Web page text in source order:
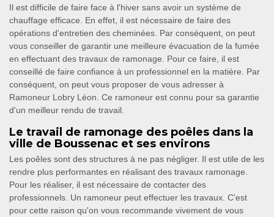
Il est difficile de faire face à l'hiver sans avoir un système de
chauffage efficace. En effet, il est nécessaire de faire des
opérations d'entretien des cheminées. Par conséquent, on peut
vous conseiller de garantir une meilleure évacuation de la fumée
en effectuant des travaux de ramonage. Pour ce faire, il est
conseillé de faire confiance à un professionnel en la matière. Par
conséquent, on peut vous proposer de vous adresser à
Ramoneur Lobry Léon. Ce ramoneur est connu pour sa garantie
d'un meilleur rendu de travail.
Le travail de ramonage des poêles dans la
ville de Boussenac et ses environs
Les poêles sont des structures à ne pas négliger. Il est utile de les
rendre plus performantes en réalisant des travaux ramonage.
Pour les réaliser, il est nécessaire de contacter des
professionnels. Un ramoneur peut effectuer les travaux. C'est
pour cette raison qu'on vous recommande vivement de vous